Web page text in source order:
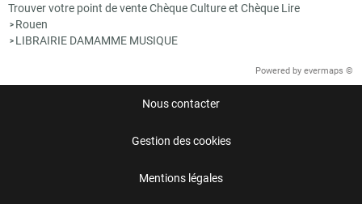
Trouver votre point de vente Chèque Culture et Chèque Lire
> Rouen
> LIBRAIRIE DAMAMME MUSIQUE
Powered by evermaps ©
Nous contacter
Gestion des cookies
Mentions légales